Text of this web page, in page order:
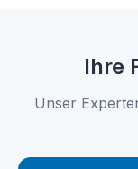
Ihre
Unser